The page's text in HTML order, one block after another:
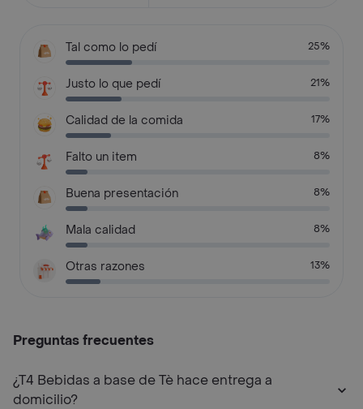
Tal como lo pedí 25%
Justo lo que pedí 21%
Calidad de la comida 17%
Falto un item 8%
Buena presentación 8%
Mala calidad 8%
Otras razones 13%
Preguntas frecuentes
¿T4 Bebidas a base de Tè hace entrega a
domicilio?